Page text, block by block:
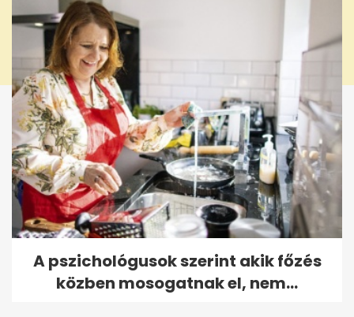
A pszichológusok szerint akik főzés
közben mosogatnak el, nem...